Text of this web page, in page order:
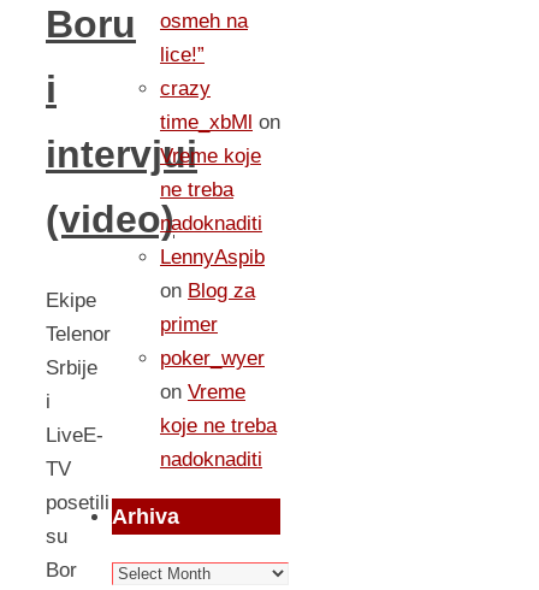
Boru
i
intervjui
(video)
Ekipe
Telenor
Srbije
i
LiveE-
TV
posetili
su
Bor
osmeh na
lice!”
crazy
time_xbMl on
Vreme koje
ne treba
nadoknaditi
LennyAspib
on Blog za
primer
poker_wyer
on Vreme
koje ne treba
nadoknaditi
Arhiva
Arhiva